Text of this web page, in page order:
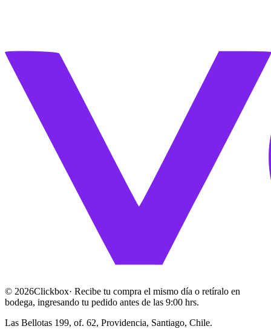
© 2026Clickbox· Recibe tu compra el mismo día o retíralo en
bodega, ingresando tu pedido antes de las 9:00 hrs.
Las Bellotas 199, of. 62, Providencia, Santiago, Chile.